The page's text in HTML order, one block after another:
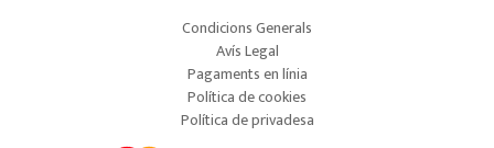
Condicions Generals
Avís Legal
Pagaments en línia
Política de cookies
Política de privadesa